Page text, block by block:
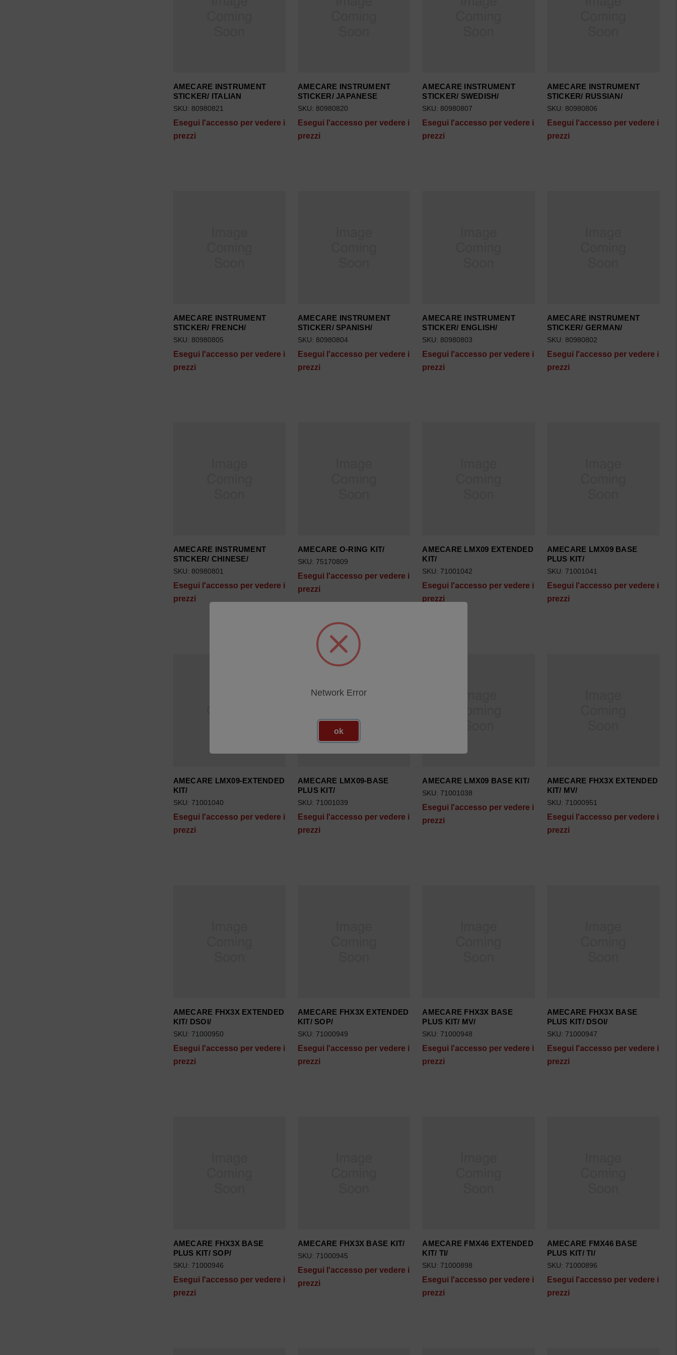
AMECARE INSTRUMENT
STICKER/ ITALIAN
SKU: 80980821
Esegui l'accesso per vedere i
prezzi
AMECARE INSTRUMENT
STICKER/ JAPANESE
SKU: 80980820
Esegui l'accesso per vedere i
prezzi
AMECARE INSTRUMENT
STICKER/ SWEDISH/
SKU: 80980807
Esegui l'accesso per vedere i
prezzi
AMECARE INSTRUMENT
STICKER/ RUSSIAN/
SKU: 80980806
Esegui l'accesso per vedere i
prezzi
AMECARE INSTRUMENT
STICKER/ FRENCH/
SKU: 80980805
Esegui l'accesso per vedere i
prezzi
AMECARE INSTRUMENT
STICKER/ SPANISH/
SKU: 80980804
Esegui l'accesso per vedere i
prezzi
AMECARE INSTRUMENT
STICKER/ ENGLISH/
SKU: 80980803
Esegui l'accesso per vedere i
prezzi
AMECARE INSTRUMENT
STICKER/ GERMAN/
SKU: 80980802
Esegui l'accesso per vedere i
prezzi
AMECARE INSTRUMENT
STICKER/ CHINESE/
SKU: 80980801
Esegui l'accesso per vedere i
prezzi
AMECARE O-RING KIT/
SKU: 75170809
Esegui l'accesso per vedere i
prezzi
AMECARE LMX09 EXTENDED
KIT/
SKU: 71001042
Esegui l'accesso per vedere i
prezzi
AMECARE LMX09 BASE
PLUS KIT/
SKU: 71001041
Esegui l'accesso per vedere i
prezzi
AMECARE LMX09-EXTENDED
KIT/
SKU: 71001040
Esegui l'accesso per vedere i
prezzi
AMECARE LMX09-BASE
PLUS KIT/
SKU: 71001039
Esegui l'accesso per vedere i
prezzi
AMECARE LMX09 BASE KIT/
SKU: 71001038
Esegui l'accesso per vedere i
prezzi
AMECARE FHX3X EXTENDED
KIT/ MV/
SKU: 71000951
Esegui l'accesso per vedere i
prezzi
AMECARE FHX3X EXTENDED
KIT/ DSOI/
SKU: 71000950
Esegui l'accesso per vedere i
prezzi
AMECARE FHX3X EXTENDED
KIT/ SOP/
SKU: 71000949
Esegui l'accesso per vedere i
prezzi
AMECARE FHX3X BASE
PLUS KIT/ MV/
SKU: 71000948
Esegui l'accesso per vedere i
prezzi
AMECARE FHX3X BASE
PLUS KIT/ DSOI/
SKU: 71000947
Esegui l'accesso per vedere i
prezzi
AMECARE FHX3X BASE
PLUS KIT/ SOP/
SKU: 71000946
Esegui l'accesso per vedere i
prezzi
AMECARE FHX3X BASE KIT/
SKU: 71000945
Esegui l'accesso per vedere i
prezzi
AMECARE FMX46 EXTENDED
KIT/ TI/
SKU: 71000898
Esegui l'accesso per vedere i
prezzi
AMECARE FMX46 BASE
PLUS KIT/ TI/
SKU: 71000896
Esegui l'accesso per vedere i
prezzi
Network Error
ok